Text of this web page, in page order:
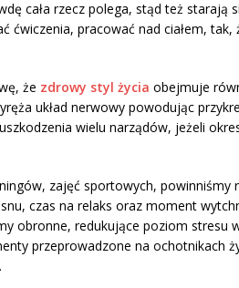
cała rzecz polega, stąd też starają
ćwiczenia, pracować nad ciałem, tak,
że zdrowy styl życia obejmuje
układ nerwowy powodując
wielu narządów, jeżeli
zajęć sportowych, powinniśmy
czas na relaks oraz moment
obronne, redukujące poziom stresu
przeprowadzone na ochotnikach